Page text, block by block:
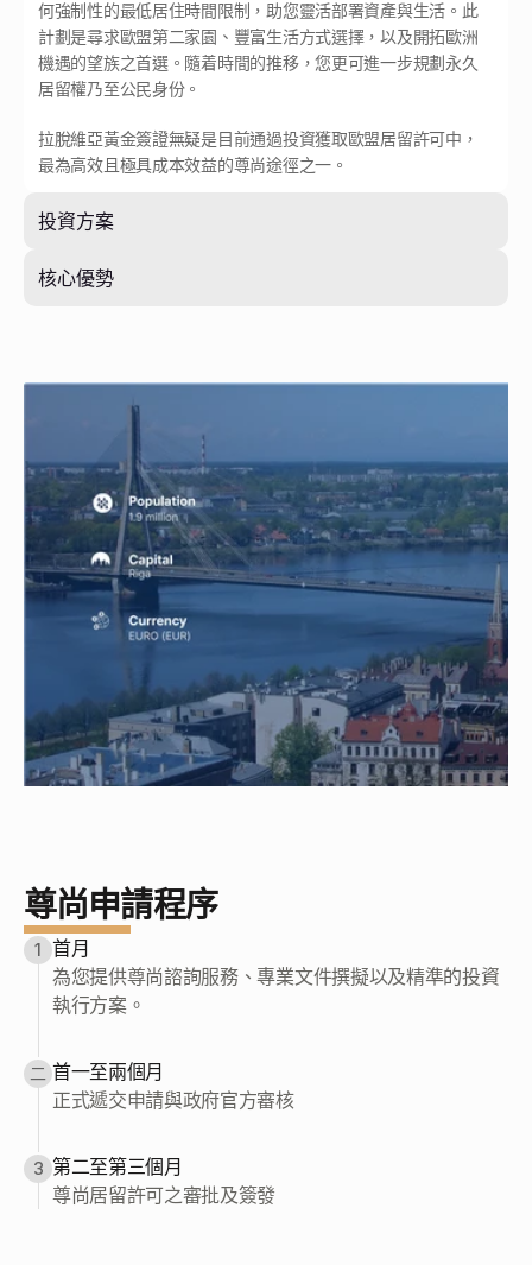
何強制性的最低居住時間限制，助您靈活部署資產與生活。此
計劃是尋求歐盟第二家園、豐富生活方式選擇，以及開拓歐洲
機遇的望族之首選。隨着時間的推移，您更可進一步規劃永久
居留權乃至公民身份。
拉脫維亞黃金簽證無疑是目前通過投資獲取歐盟居留許可中，
最為高效且極具成本效益的尊尚途徑之一。
投資方案
核心優勢
尊尚申請程序
1 首月
為您提供尊尚諮詢服務、專業文件撰擬以及精準的投資
執行方案。
二 首一至兩個月
3 第二至第三個月
尊尚居留許可之審批及簽發